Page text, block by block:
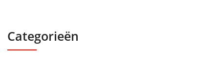
Categorieën